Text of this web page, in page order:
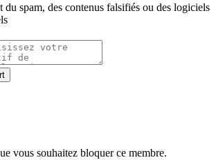
du spam, des contenus falsifiés ou des logiciels
vous souhaitez bloquer ce membre.